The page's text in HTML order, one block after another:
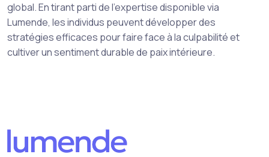
global. En tirant parti de l’expertise disponible via
Lumende, les individus peuvent développer des
stratégies efficaces pour faire face à la culpabilité et
cultiver un sentiment durable de paix intérieure.